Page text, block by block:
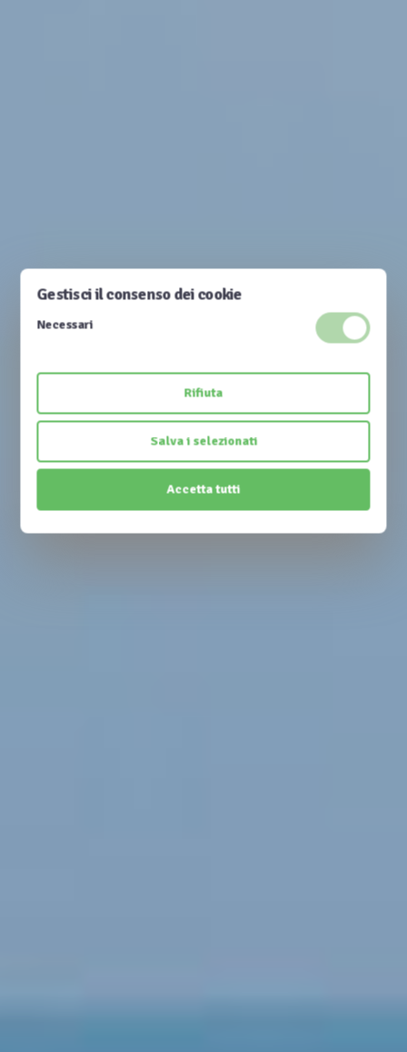
BED & BREAKFAST POLIGNANO A MARE
Gestisci il consenso dei cookie
Necessari
Rifiuta
Salva i selezionati
Accetta tutti